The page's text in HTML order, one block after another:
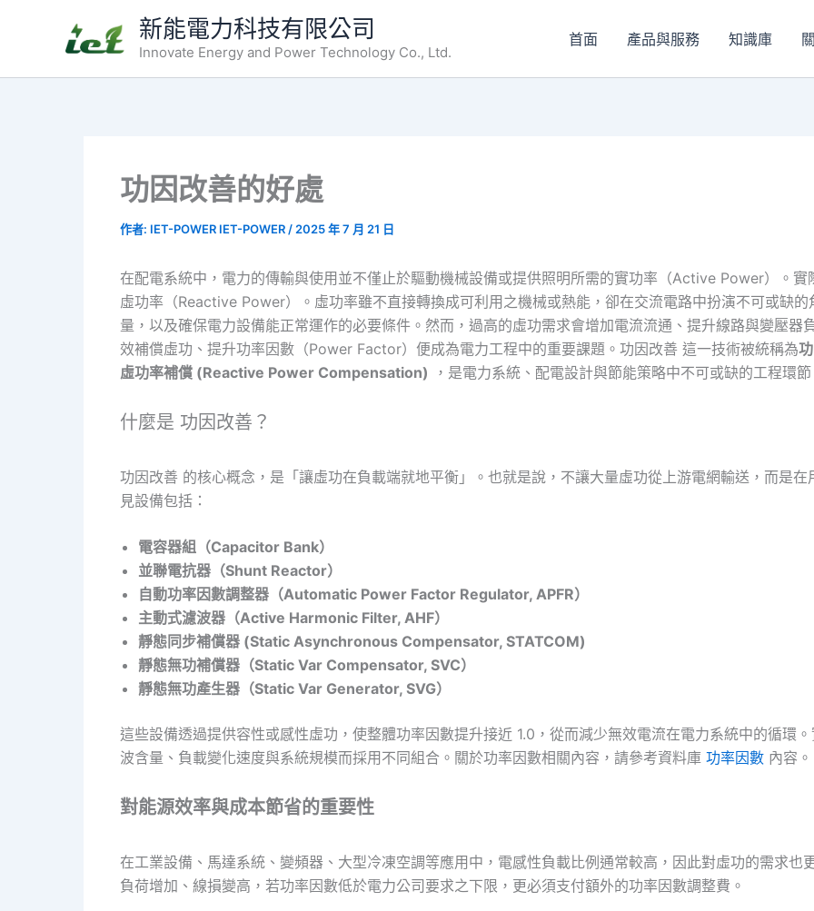
要
新能電力科技有限公司
Innovate Energy and Power Technology Co., Ltd.
首面 產品與服務 知識庫
功因改善的好處
作者: IET-POWER IET-POWER / 2025 年 7 月 21 日
在配電系統中，電力的傳輸與使用並不僅止於驅動機械設備或提供照明所需的實功率（Active Power）。
虛功率（Reactive Power）。虛功率雖不直接轉換成可利用之機械或熱能，卻在交流電路中扮演不可或缺
量，以及確保電力設備能正常運作的必要條件。然而，過高的虛功需求會增加電流流通、提升線路與變壓器
效補償虛功、提升功率因數（Power Factor）便成為電力工程中的重要課題。功因改善 這一技術被統稱為
虛功率補償 (Reactive Power Compensation) ，是電力系統、配電設計與節能策略中不可或缺的工程環
什麼是 功因改善？
功因改善 的核心概念，是「讓虛功在負載端就地平衡」。也就是說，不讓大量虛功從上游電網輸送，而是
見設備包括：
電容器組（Capacitor Bank）
並聯電抗器（Shunt Reactor）
自動功率因數調整器（Automatic Power Factor Regulator, APFR）
主動式濾波器（Active Harmonic Filter, AHF）
靜態同步補償器 (Static Asynchronous Compensator, STATCOM)
靜態無功補償器（Static Var Compensator, SVC）
靜態無功產生器（Static Var Generator, SVG）
這些設備透過提供容性或感性虛功，使整體功率因數提升接近 1.0，從而減少無效電流在電力系統中的循環
波含量、負載變化速度與系統規模而採用不同組合。關於功率因數相關內容，請參考資料庫 功率因數 內容。
對能源效率與成本節省的重要性
在工業設備、馬達系統、變頻器、大型冷凍空調等應用中，電感性負載比例通常較高，因此對虛功的需求也
負荷增加、線損變高，若功率因數低於電力公司要求之下限，更必須支付額外的功率因數調整費。